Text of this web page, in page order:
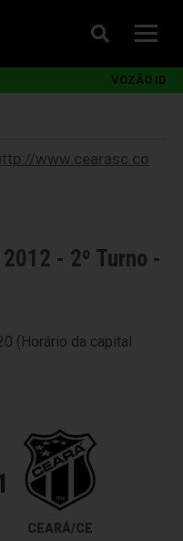
VOZÃO ID
www.cearasc.co
- 2º Turno -
(Horário da capital
CEARÁ/CE